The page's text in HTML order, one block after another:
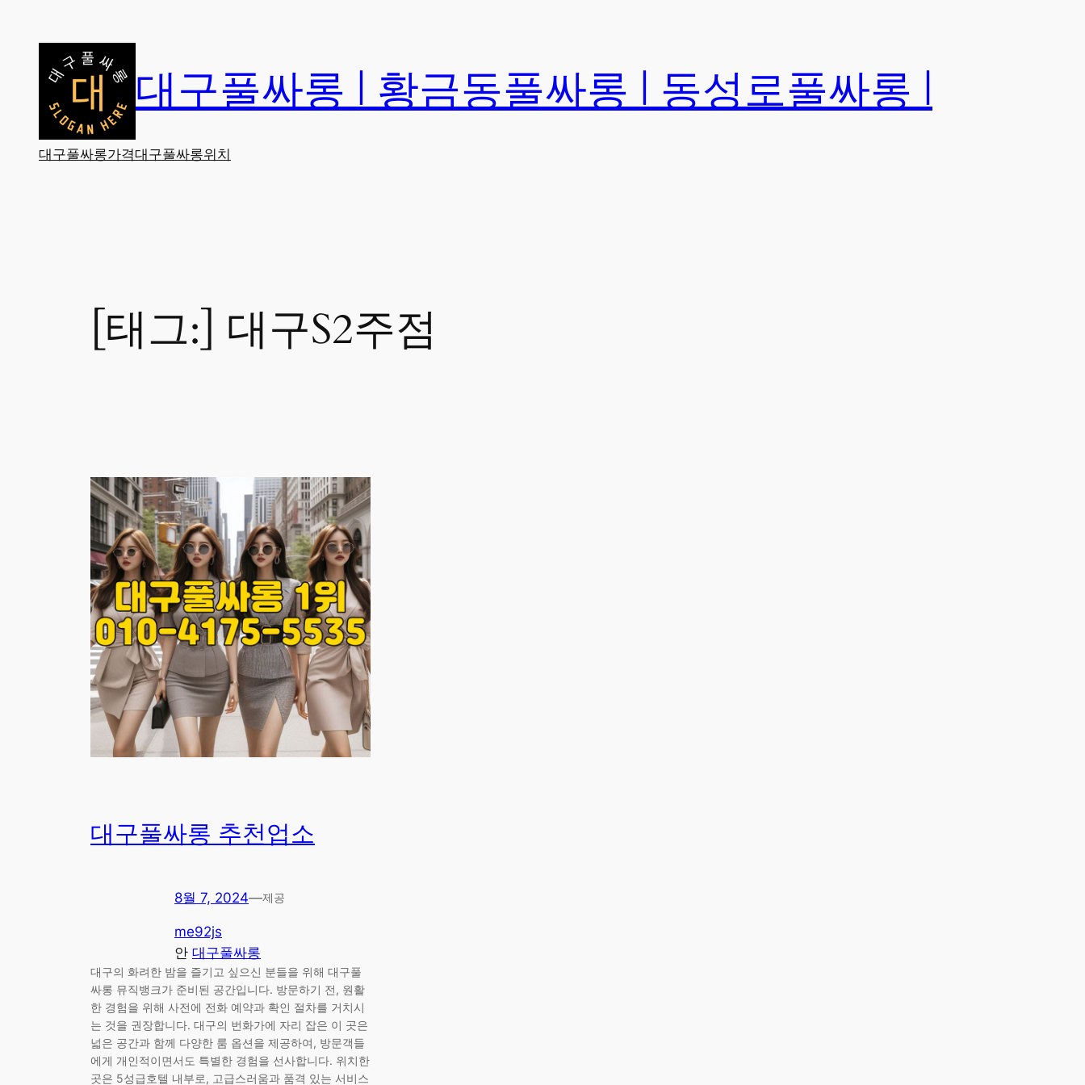
대구풀싸롱 | 황금동풀싸롱 | 동성로풀싸롱 |
대구풀싸롱가격대구풀싸롱위치
[태그:] 대구S2주점
대구풀싸롱 추천업소
8월 7, 2024—제공
me92js
안 대구풀싸롱
대구의 화려한 밤을 즐기고 싶으신 분들을 위해 대구풀
싸롱 뮤직뱅크가 준비된 공간입니다. 방문하기 전, 원활
한 경험을 위해 사전에 전화 예약과 확인 절차를 거치시
는 것을 권장합니다. 대구의 번화가에 자리 잡은 이 곳은
넓은 공간과 함께 다양한 룸 옵션을 제공하여, 방문객들
에게 개인적이면서도 특별한 경험을 선사합니다. 위치한
곳은 5성급호텔 내부로, 고급스러움과 품격 있는 서비스